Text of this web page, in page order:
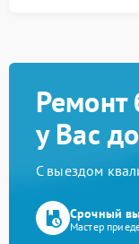
Ремонт
у Вас
С выездом
Срочный
Мастер